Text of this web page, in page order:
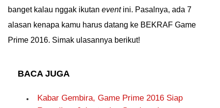
banget kalau nggak ikutan eventini. Pasalnya, ada 7
alasan kenapa kamu harus datang ke BEKRAF Game
Prime 2016. Simak ulasannya berikut!
BACA JUGA
Kabar Gembira, Game Prime 2016 Siap